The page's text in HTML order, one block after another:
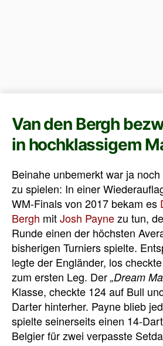
Van den Bergh
in hochklassigem
Beinahe unbemerkt war ja
zu spielen: In einer
WM-Finals von 2017 bekam es
Bergh mitJosh Paynezu tun,
Runde einen der höchsten
bisherigen Turniers spielte.
legte der Engländer, los
zum ersten Leg. Der „Dream
Klasse, checkte 124 auf Bull
Darter hinterher. Payne blieb
spielte seinerseits einen 14-
Belgier für zwei verpasste